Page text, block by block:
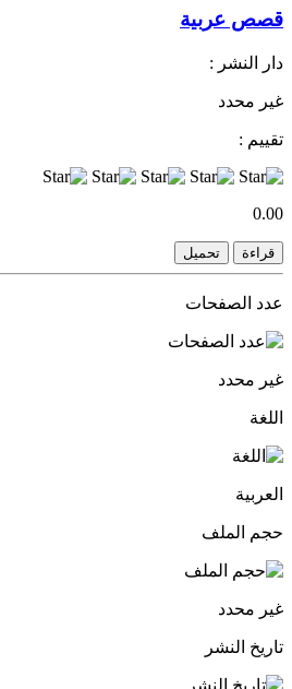
قصص عربية
دار النشر :
غير محدد
تقييم :
0.00
قراءة تحميل
عدد الصفحات
غير محدد
اللغة
العربية
حجم الملف
غير محدد
تاريخ النشر